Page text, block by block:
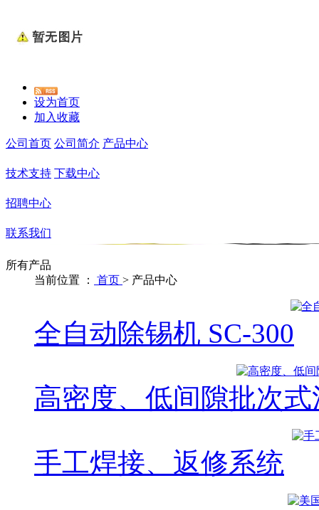
设为首页
加入收藏
公司首页 公司简介 产品中心
技术支持 下载中心
招聘中心
联系我们
所有产品
当前位置 ：
首页 > 产品中心
全自动除锡机 SC-300
高密度、低间隙批次式
手工焊接、返修系统